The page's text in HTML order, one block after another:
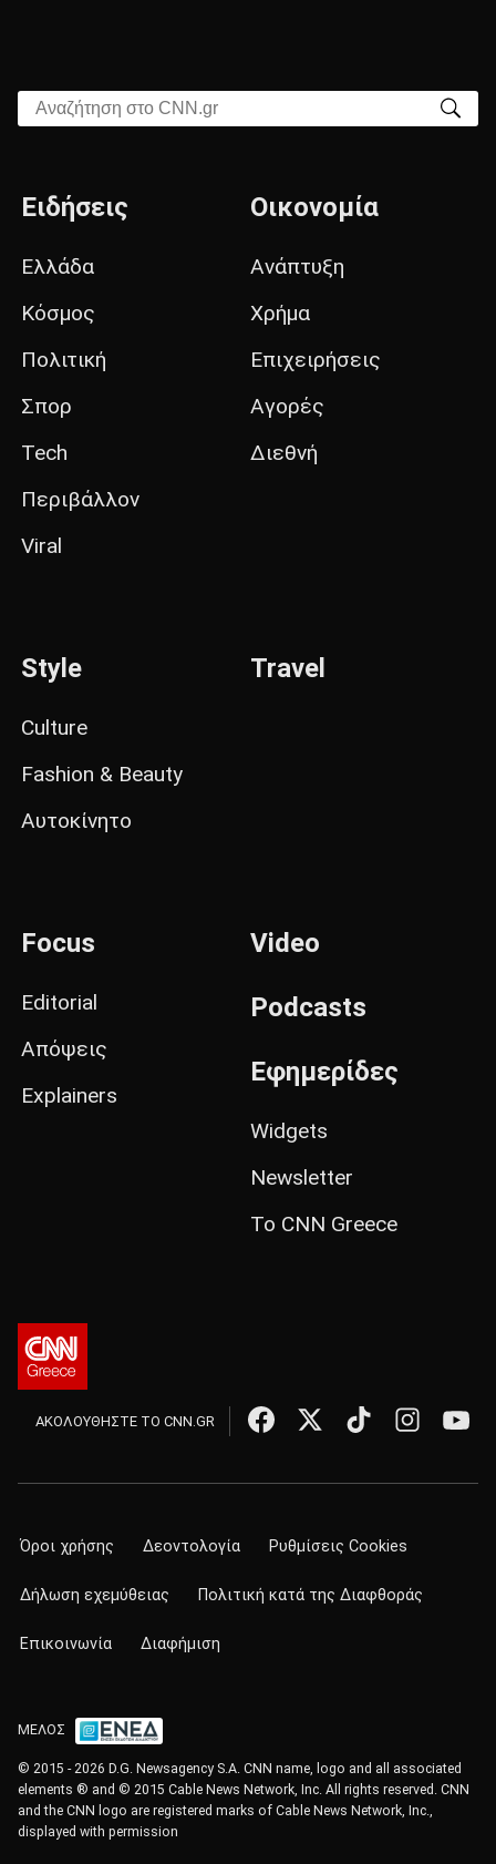
Αναζήτηση στο CNN.gr
Ειδήσεις
Ελλάδα
Κόσμος
Πολιτική
Σπορ
Tech
Περιβάλλον
Viral
Οικονομία
Ανάπτυξη
Χρήμα
Επιχειρήσεις
Αγορές
Διεθνή
Style
Culture
Fashion & Beauty
Αυτοκίνητο
Travel
Focus
Editorial
Απόψεις
Explainers
Video
Podcasts
Εφημερίδες
Widgets
Newsletter
Το CNN Greece
ΑΚΟΛΟΥΘΗΣΤΕ ΤΟ CNN.GR
Όροι χρήσης Δεοντολογία Ρυθμίσεις Cookies
Δήλωση εχεμύθειας Πολιτική κατά της Διαφθοράς
Επικοινωνία Διαφήμιση
ΜΕΛΟΣ
© 2015 - 2026 D.G. Newsagency S.A. CNN name, logo and all associated
elements ® and © 2015 Cable News Network, Inc. All rights reserved. CNN
and the CNN logo are registered marks of Cable News Network, Inc.,
displayed with permission